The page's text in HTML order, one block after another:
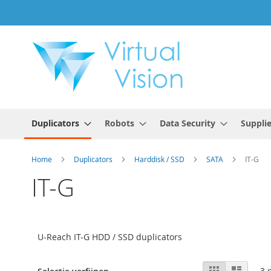
naar
inhoud
Duplicators Robots Data Security
Home Duplicators Harddisk / SSD SATA IT-G
IT-G
U-Reach IT-G HDD / SSD duplicators
Tonen